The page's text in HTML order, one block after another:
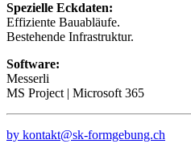
Spezielle Eckdaten:
Effiziente Bauabläufe.
Bestehende Infrastruktur.
Software:
Messerli
MS Project | Microsoft 365
by kontakt@sk-formgebung.ch